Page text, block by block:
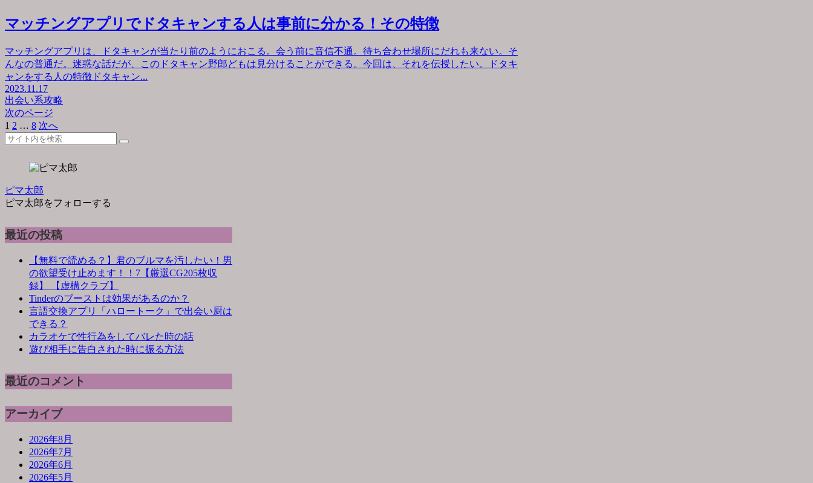
マッチングアプリでドタキャンする人は事前に分かる！その特徴
マッチングアプリは、ドタキャンが当たり前のようにおこる。会う前に音信不通。待ち合わせ場所にだれも来ない。そ
んなの普通だ。迷惑な話だが、このドタキャン野郎どもは見分けることができる。今回は、それを伝授したい。ドタキ
ャンをする人の特徴ドタキャン...
2023.11.17
出会い系攻略
次のページ
1 2 … 8 次へ
ピマ太郎
ピマ太郎をフォローする
最近の投稿
【無料で読める？】君のブルマを汚したい！男
の欲望受け止めます！！7【厳選CG205枚収
録】 【虚構クラブ】
Tinderのブーストは効果があるのか？
言語交換アプリ「ハロートーク」で出会い厨は
できる？
カラオケで性行為をしてバレた時の話
遊び相手に告白された時に振る方法
最近のコメント
アーカイブ
2026年8月
2026年7月
2026年6月
2026年5月